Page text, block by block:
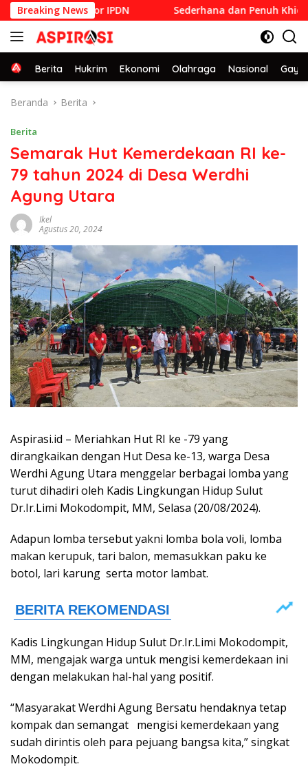
Langsung
ke
konten
Breaking News
Rektor IPDN Sederhana dan Penuh Khidmat,
Home
Berita Hukrim Ekonomi Olahraga Nasional Gaya
Beranda Berita
Berita
Semarak Hut Kemerdekaan RI ke-
79 tahun 2024 di Desa Werdhi
Agung Utara
Ikel
Agustus 20, 2024
Aspirasi.id – Meriahkan Hut RI ke -79 yang
dirangkaikan dengan Hut Desa ke-13, warga Desa
Werdhi Agung Utara menggelar berbagai lomba yang
turut dihadiri oleh Kadis Lingkungan Hidup Sulut
Dr.Ir.Limi Mokodompit, MM, Selasa (20/08/2024).
Adapun lomba tersebut yakni lomba bola voli, lomba
makan kerupuk, tari balon, memasukkan paku ke
botol, lari karung serta motor lambat.
Kadis Lingkungan Hidup Sulut Dr.Ir.Limi Mokodompit,
MM, mengajak warga untuk mengisi kemerdekaan ini
dengan melakukan hal-hal yang positif.
“Masyarakat Werdhi Agung Bersatu hendaknya tetap
kompak dan semangat mengisi kemerdekaan yang
sudah dirintis oleh para pejuang bangsa kita,” singkat
Mokodompit.